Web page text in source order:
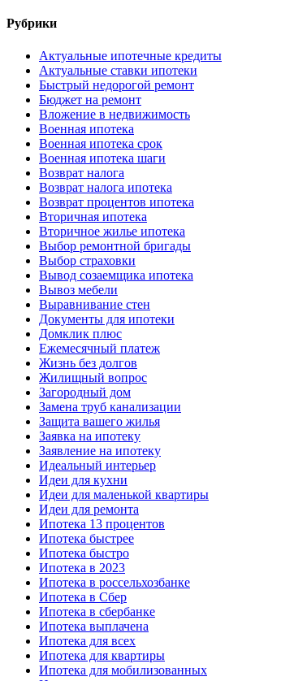
Рубрики
Актуальные ипотечные кредиты
Актуальные ставки ипотеки
Быстрый недорогой ремонт
Бюджет на ремонт
Вложение в недвижимость
Военная ипотека
Военная ипотека срок
Военная ипотека шаги
Возврат налога
Возврат налога ипотека
Возврат процентов ипотека
Вторичная ипотека
Вторичное жилье ипотека
Выбор ремонтной бригады
Выбор страховки
Вывод созаемщика ипотека
Вывоз мебели
Выравнивание стен
Документы для ипотеки
Домклик плюс
Ежемесячный платеж
Жизнь без долгов
Жилищный вопрос
Загородный дом
Замена труб канализации
Защита вашего жилья
Заявка на ипотеку
Заявление на ипотеку
Идеальный интерьер
Идеи для кухни
Идеи для маленькой квартиры
Идеи для ремонта
Ипотека 13 процентов
Ипотека быстрее
Ипотека быстро
Ипотека в 2023
Ипотека в россельхозбанке
Ипотека в Сбер
Ипотека в сбербанке
Ипотека выплачена
Ипотека для всех
Ипотека для квартиры
Ипотека для мобилизованных